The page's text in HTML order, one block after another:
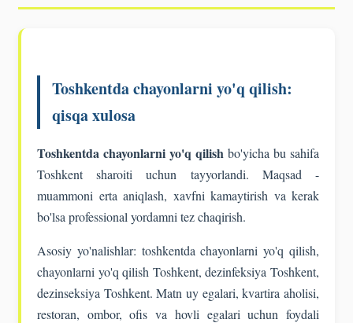
Toshkentda chayonlarni yo'q qilish:
qisqa xulosa
Toshkentda chayonlarni yo'q qilish bo'yicha bu sahifa
Toshkent sharoiti uchun tayyorlandi. Maqsad -
muammoni erta aniqlash, xavfni kamaytirish va kerak
bo'lsa professional yordamni tez chaqirish.
Asosiy yo'nalishlar: toshkentda chayonlarni yo'q qilish,
chayonlarni yo'q qilish Toshkent, dezinfeksiya Toshkent,
dezinseksiya Toshkent. Matn uy egalari, kvartira aholisi,
restoran, ombor, ofis va hovli egalari uchun foydali